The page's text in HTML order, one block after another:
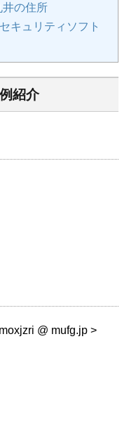
の住所
キュリティソフト
紹介
@ mufg.jp >